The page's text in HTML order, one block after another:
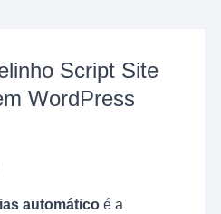
Script Site
WordPress
automático é a